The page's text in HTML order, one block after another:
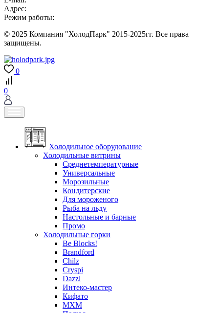
Адрес:
Режим работы:
© 2025 Компания "ХолодПарк" 2015-2025гг. Все права
защищены.
0
0
Холодильное оборудование
Холодильные витрины
Среднетемпературные
Универсальные
Морозильные
Кондитерские
Для мороженого
Рыба на льду
Настольные и барные
Промо
Холодильные горки
Be Blocks!
Brandford
Chilz
Cryspi
Dazzl
Интеко-мастер
Кифато
МХМ